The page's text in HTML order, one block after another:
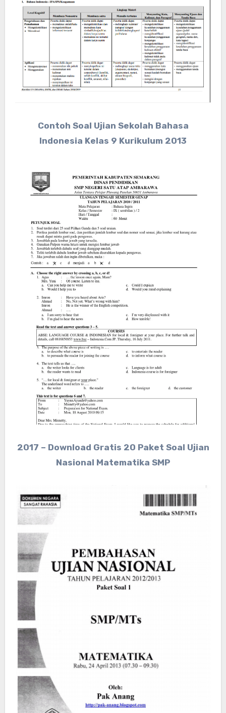
Contoh Soal Ujian Sekolah Bahasa
Indonesia Kelas 9 Kurikulum 2013
2017 – Download Gratis 20 Paket Soal Ujian
Nasional Matematika SMP